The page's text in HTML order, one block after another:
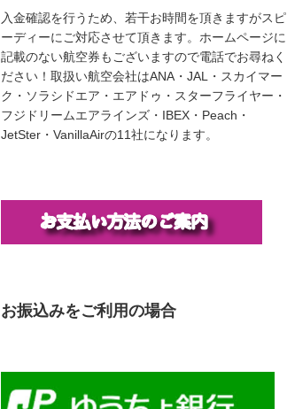
入金確認を行うため、若干お時間を頂きますがスピ
ーディーにご対応させて頂きます。ホームページに
記載のない航空券もございますので電話でお尋ねく
ださい！取扱い航空会社はANA・JAL・スカイマー
ク・ソラシドエア・エアドゥ・スターフライヤー・
フジドリームエアラインズ・IBEX・Peach・
JetSter・VanillaAirの11社になります。
お振込みをご利用の場合